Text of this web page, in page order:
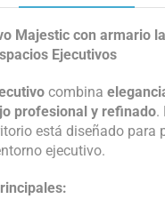
Majestic con armario
Ejecutivos
combina
profesional y refinado.
está diseñado
ejecutivo.